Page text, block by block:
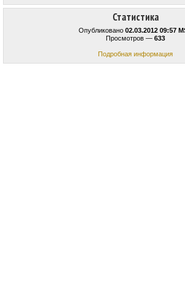
Статистика
Опубликовано 02.03.2012 09:57
Просмотров — 633
Подробная информация